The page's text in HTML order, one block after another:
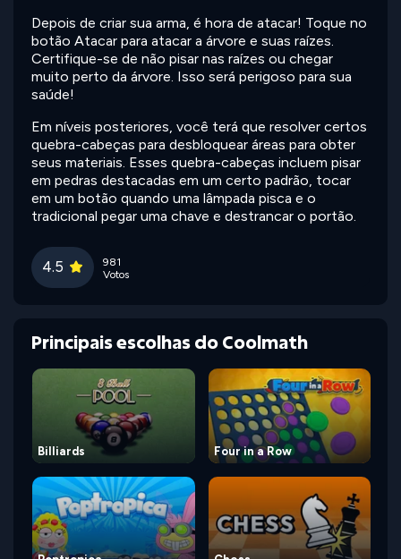
Depois de criar sua arma, é hora de atacar! Toque no
botão Atacar para atacar a árvore e suas raízes.
Certifique-se de não pisar nas raízes ou chegar
muito perto da árvore. Isso será perigoso para sua
saúde!
Em níveis posteriores, você terá que resolver certos
quebra-cabeças para desbloquear áreas para obter
seus materiais. Esses quebra-cabeças incluem pisar
em pedras destacadas em um certo padrão, tocar
em um botão quando uma lâmpada pisca e o
tradicional pegar uma chave e destrancar o portão.
4.5
981
Votos
Principais escolhas do Coolmath
Billiards Four in a Row